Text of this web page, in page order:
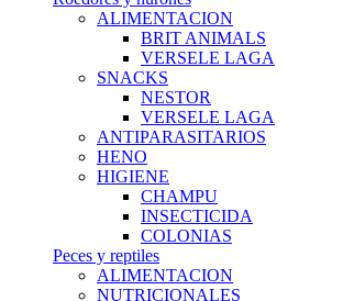
ALIMENTACION
BRIT ANIMALS
VERSELE LAGA
SNACKS
NESTOR
VERSELE LAGA
ANTIPARASITARIOS
HENO
HIGIENE
CHAMPU
INSECTICIDA
COLONIAS
Peces y reptiles
ALIMENTACION
NUTRICIONALES